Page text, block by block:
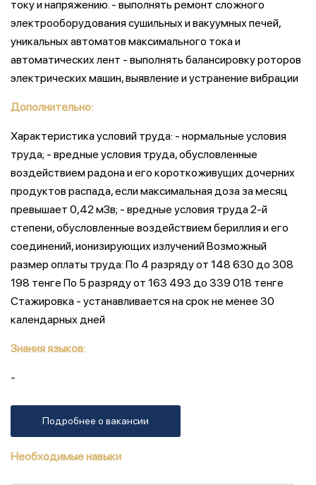
току и напряжению. - выполнять ремонт сложного
электрооборудования сушильных и вакуумных печей,
уникальных автоматов максимального тока и
автоматических лент - выполнять балансировку роторов
электрических машин, выявление и устранение вибрации
Дополнительно:
Характеристика условий труда: - нормальные условия
труда; - вредные условия труда, обусловленные
воздействием радона и его короткоживущих дочерних
продуктов распада, если максимальная доза за месяц
превышает 0,42 мЗв; - вредные условия труда 2-й
степени, обусловленные воздействием бериллия и его
соединений, ионизирующих излучений Возможный
размер оплаты труда: По 4 разряду от 148 630 до 308
198 тенге По 5 разряду от 163 493 до 339 018 тенге
Стажировка - устанавливается на срок не менее 30
календарных дней
Знания языков:
-
Подробнее о вакансии
Необходимые навыки